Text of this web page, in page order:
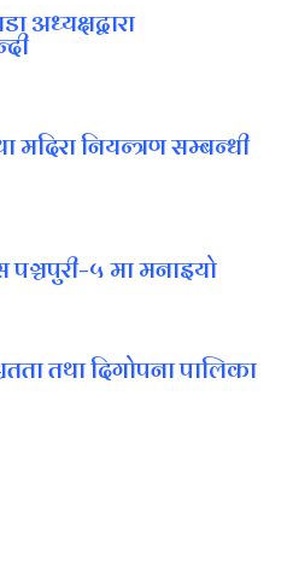
अध्यक्षद्वारा
मदिरा नियन्त्रण सम्बन्धी
पञ्चपुरी–५ मा मनाइयाे
तथा दिगोपना पालिका